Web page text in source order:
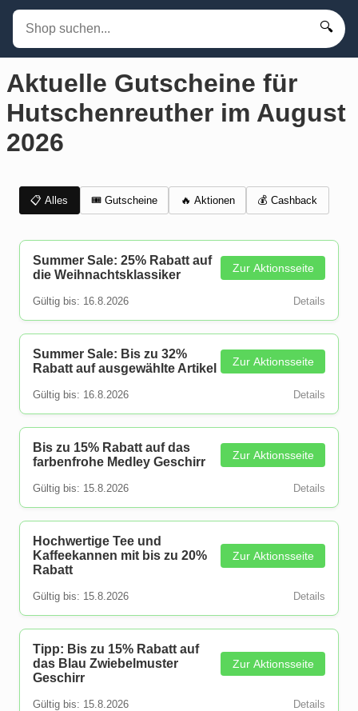
🔍
Aktuelle Gutscheine für
Hutschenreuther im August
2026
📋 Alles 🎟️ Gutscheine 🔥 Aktionen 💰 Cashback
Summer Sale: 25% Rabatt auf
die Weihnachtsklassiker
Zur Aktionsseite
Gültig bis: 16.8.2026 Details
Summer Sale: Bis zu 32%
Rabatt auf ausgewählte Artikel
Zur Aktionsseite
Gültig bis: 16.8.2026 Details
Bis zu 15% Rabatt auf das
farbenfrohe Medley Geschirr
Zur Aktionsseite
Gültig bis: 15.8.2026 Details
Hochwertige Tee und
Kaffeekannen mit bis zu 20%
Rabatt
Zur Aktionsseite
Gültig bis: 15.8.2026 Details
Tipp: Bis zu 15% Rabatt auf
das Blau Zwiebelmuster
Geschirr
Zur Aktionsseite
Gültig bis: 15.8.2026 Details